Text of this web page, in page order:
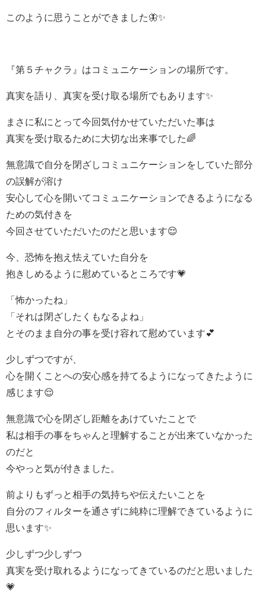
このように思うことができました🦋✨
『第５チャクラ』はコミュニケーションの場所です。
真実を語り、真実を受け取る場所でもあります✨
まさに私にとって今回気付かせていただいた事は
真実を受け取るために大切な出来事でした🌈
無意識で自分を閉ざしコミュニケーションをしていた部分
の誤解が溶け
安心して心を開いてコミュニケーションできるようになる
ための気付きを
今回させていただいたのだと思います😌
今、恐怖を抱え怯えていた自分を
抱きしめるように慰めているところです💗
「怖かったね」
「それは閉ざしたくもなるよね」
とそのまま自分の事を受け容れて慰めています💕
少しずつですが、
心を開くことへの安心感を持てるようになってきたように
感じます😌
無意識で心を閉ざし距離をあけていたことで
私は相手の事をちゃんと理解することが出来ていなかった
のだと
今やっと気が付きました。
前よりもずっと相手の気持ちや伝えたいことを
自分のフィルターを通さずに純粋に理解できているように
思います✨
少しずつ少しずつ
真実を受け取れるようになってきているのだと思いました
💗